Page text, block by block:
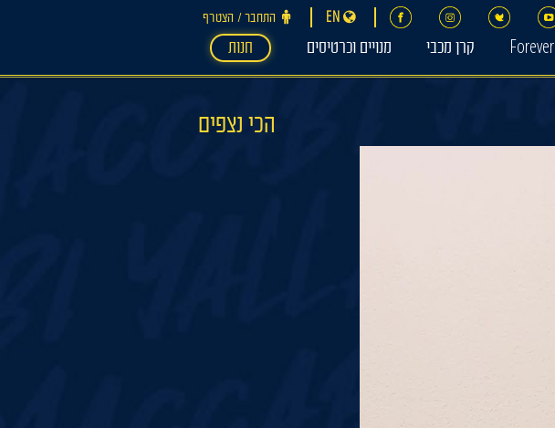
התחבר ‪/‬ הצטרף EN
Forever קרן מכבי מנויים וכרטיסים חנות
הכי נצפים